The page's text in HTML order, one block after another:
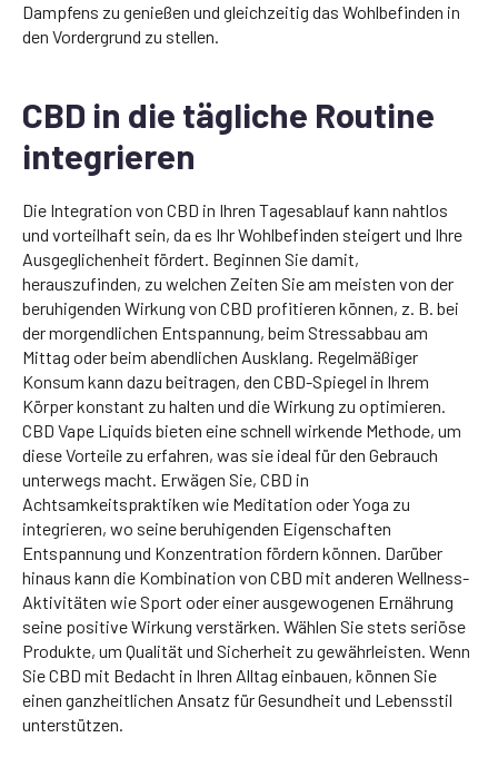
Dampfens zu genießen und gleichzeitig das Wohlbefinden in
den Vordergrund zu stellen.
CBD in die tägliche Routine
integrieren
Die Integration von CBD in Ihren Tagesablauf kann nahtlos
und vorteilhaft sein, da es Ihr Wohlbefinden steigert und Ihre
Ausgeglichenheit fördert. Beginnen Sie damit,
herauszufinden, zu welchen Zeiten Sie am meisten von der
beruhigenden Wirkung von CBD profitieren können, z. B. bei
der morgendlichen Entspannung, beim Stressabbau am
Mittag oder beim abendlichen Ausklang. Regelmäßiger
Konsum kann dazu beitragen, den CBD-Spiegel in Ihrem
Körper konstant zu halten und die Wirkung zu optimieren.
CBD Vape Liquids bieten eine schnell wirkende Methode, um
diese Vorteile zu erfahren, was sie ideal für den Gebrauch
unterwegs macht. Erwägen Sie, CBD in
Achtsamkeitspraktiken wie Meditation oder Yoga zu
integrieren, wo seine beruhigenden Eigenschaften
Entspannung und Konzentration fördern können. Darüber
hinaus kann die Kombination von CBD mit anderen Wellness-
Aktivitäten wie Sport oder einer ausgewogenen Ernährung
seine positive Wirkung verstärken. Wählen Sie stets seriöse
Produkte, um Qualität und Sicherheit zu gewährleisten. Wenn
Sie CBD mit Bedacht in Ihren Alltag einbauen, können Sie
einen ganzheitlichen Ansatz für Gesundheit und Lebensstil
unterstützen.